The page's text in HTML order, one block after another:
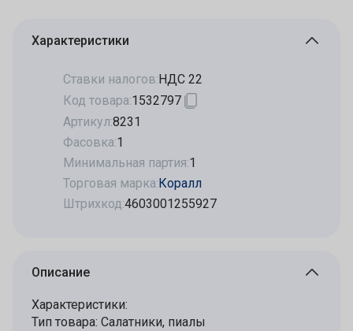
Характеристики
Ставки налогов:НДС 22
Код товара:1532797
Артикул:8231
Фасовка:1
Минимальная партия:1
Торговая марка:Коралл
Штрихкод:4603001255927
Описание
Характеристики:
Тип товара: Салатники, пиалы